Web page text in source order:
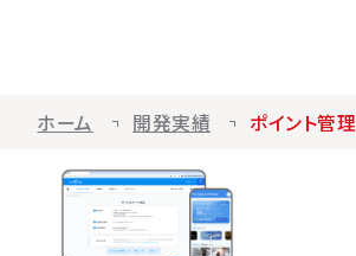
アプリ開発
インフラ構築（AWS）
AIソリューション開発
ホーム 開発実績 ポイント管理